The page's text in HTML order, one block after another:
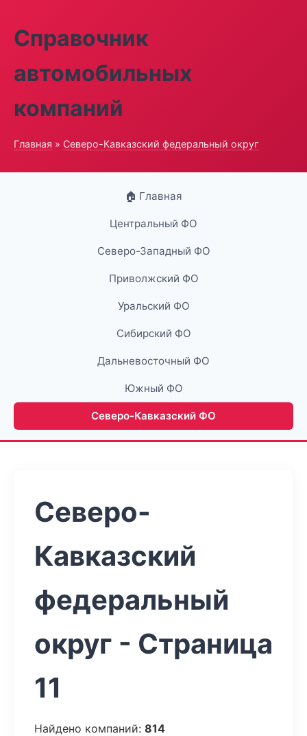
Справочник
автомобильных
компаний
Главная » Северо-Кавказский федеральный округ
🏠 Главная
Центральный ФО
Северо-Западный ФО
Приволжский ФО
Уральский ФО
Сибирский ФО
Дальневосточный ФО
Южный ФО
Северо-Кавказский ФО
Северо-
Кавказский
федеральный
округ - Страница
11
Найдено компаний: 814